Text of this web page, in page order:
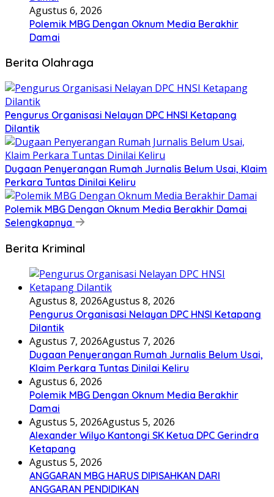
Agustus 6, 2026
Polemik MBG Dengan Oknum Media Berakhir
Damai
Berita Olahraga
Pengurus Organisasi Nelayan DPC HNSI Ketapang
Dilantik
Dugaan Penyerangan Rumah Jurnalis Belum Usai, Klaim
Perkara Tuntas Dinilai Keliru
Polemik MBG Dengan Oknum Media Berakhir Damai
Selengkapnya
Berita Kriminal
Agustus 8, 2026Agustus 8, 2026
Pengurus Organisasi Nelayan DPC HNSI Ketapang
Dilantik
Agustus 7, 2026Agustus 7, 2026
Dugaan Penyerangan Rumah Jurnalis Belum Usai,
Klaim Perkara Tuntas Dinilai Keliru
Agustus 6, 2026
Polemik MBG Dengan Oknum Media Berakhir
Damai
Agustus 5, 2026Agustus 5, 2026
Alexander Wilyo Kantongi SK Ketua DPC Gerindra
Ketapang
Agustus 5, 2026
ANGGARAN MBG HARUS DIPISAHKAN DARI
ANGGARAN PENDIDIKAN